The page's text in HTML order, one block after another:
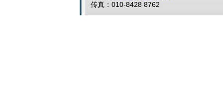
传真：010-8428 8762